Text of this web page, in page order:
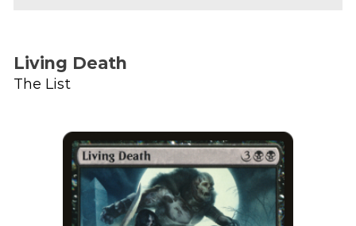
Living Death
The List